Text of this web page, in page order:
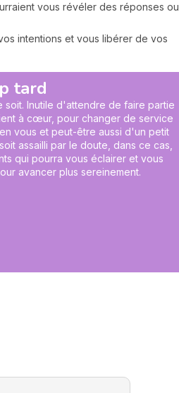
vous révéler des réponses ou
intentions et vous libérer de vos
tard
Inutile d'attendre de faire partie
à cœur, pour changer de service
vous et peut-être aussi d'un petit
assailli par le doute, dans ce cas,
qui pourra vous éclairer et vous
avancer plus sereinement.